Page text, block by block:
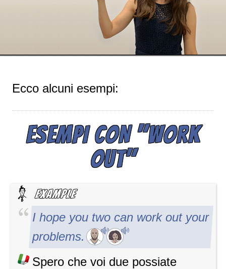
Ecco alcuni esempi:
ESEMPI CON "WORK
OUT"
I hope you two can work out your
problems.
Spero che voi due possiate